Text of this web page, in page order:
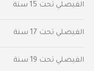
الفيصلي‬⁩ تحت 15 سنة
‫الفيصلي‬⁩ تحت 17 سنة
الفيصلي‬⁩ تحت 19 سنة